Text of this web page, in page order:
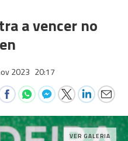
a vencer no
2023 20:17
VER GALERIA